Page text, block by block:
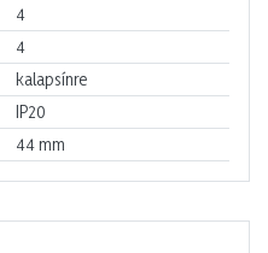
4
4
kalapsínre
IP20
44 mm